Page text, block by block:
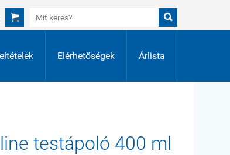
 
Elérhetőségek Árlista
testápoló 400 ml